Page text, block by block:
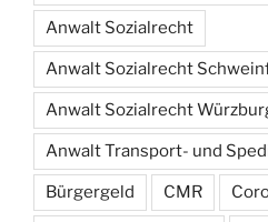
Anwalt Sozialrecht
Anwalt Sozialrecht
Anwalt Sozialrecht
Anwalt Transport- und
Bürgergeld CMR